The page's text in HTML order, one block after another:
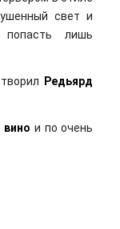
свет и
лишь
Редьярд
вино и по очень